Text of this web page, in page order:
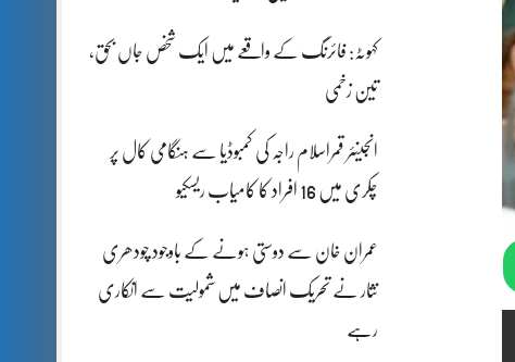
کہوٹہ: فائرنگ کے واقعے میں ایک شخص جاں بحق،
تین زخمی
انجینئر قمراسلام راجہ کی کمبوڈیا سے ہنگامی کال پر
چکری میں 16 افراد کا کامیاب ریسکیو
عمران خان سے دوستی ہونے کے باوجود چودھری
نثار نے تحریک انصاف میں شمولیت سے انکاری
رہے